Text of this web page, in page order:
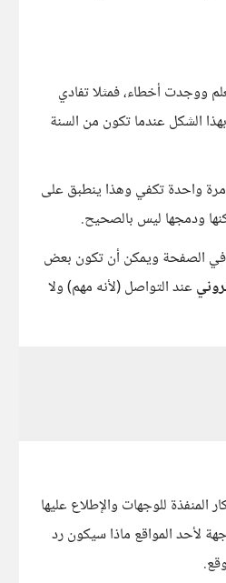
ووجدت أخطاء، فمثلا تفادي
الشكل عندما تكون من السنة
واحدة تكفي وهذا ينطبق على
ودمجها ليس بالصحيح.
في الصفحة ويمكن أن تكون بعض
عند التواصل (لأنه مهم) ولا
للوجهات والإطلاع عليها
لأحد المواقع ماذا سيكون رد